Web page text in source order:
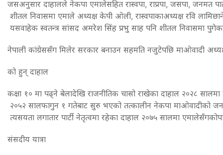
जसअनुसार दाहालले नेकपा एमालेसहित रास्वपा, राप्रपा, जसपा, जनमत
शीतल निवासमा एमाले अध्यक्ष केपी ओली, रास्वपाकाअध्यक्ष रवि
यसवाहेक स्वतन्त्र सांसद अमरेश सिंह प्रभु साह पनि शीतल निवासमा
नेपाली कांग्रेससँग मिलेर सरकार बनाउन सहमति नजुटेपछि माओवादी
को हुन् दाहाल
कक्षा १० मा पढ्ने बेलादेखि राजनीतिक चासो राखेका दाहाल २०२८
२०५२ सालफागुन १ गतेबाट सुरु भएको तत्कालीन नेकपा माओवादीको
त्यसयता लगातार पार्टी नेतृत्वमा रहेका दाहाल २०७५ सालमा
संसदीय यात्रा